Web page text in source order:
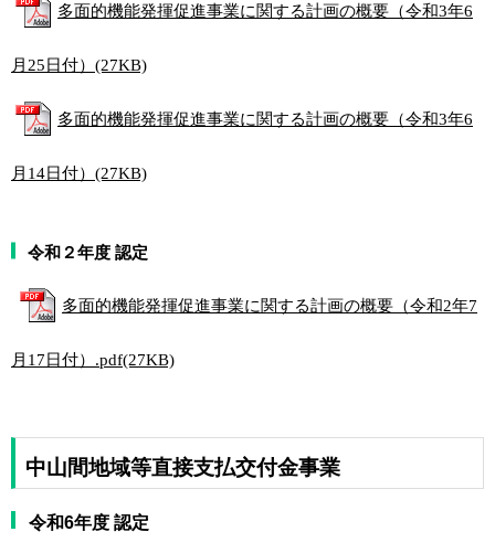
多面的機能発揮促進事業に関する計画の概要（令和3年6
月25日付）(27KB)
多面的機能発揮促進事業に関する計画の概要（令和3年6
月14日付）(27KB)
令和２年度 認定
多面的機能発揮促進事業に関する計画の概要（令和2年7
月17日付）.pdf(27KB)
中山間地域等直接支払交付金事業
令和6年度 認定